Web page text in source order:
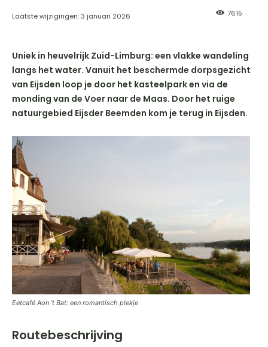
Laatste wijzigingen:3 januari 2026 7615
Uniek in heuvelrijk Zuid-Limburg: een vlakke wandeling
langs het water. Vanuit het beschermde dorpsgezicht
van Eijsden loop je door het kasteelpark en via de
monding van de Voer naar de Maas. Door het ruige
natuurgebied Eijsder Beemden kom je terug in Eijsden.
Eetcafé Aon ’t Bat: een romantisch plekje
Routebeschrijving